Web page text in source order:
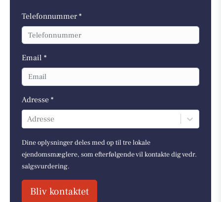
Telefonnummer *
Email *
Adresse *
Adresse
Dine oplysninger deles med op til tre lokale
ejendomsmæglere, som efterfølgende vil kontakte dig vedr.
salgsvurdering.
Bliv kontaktet